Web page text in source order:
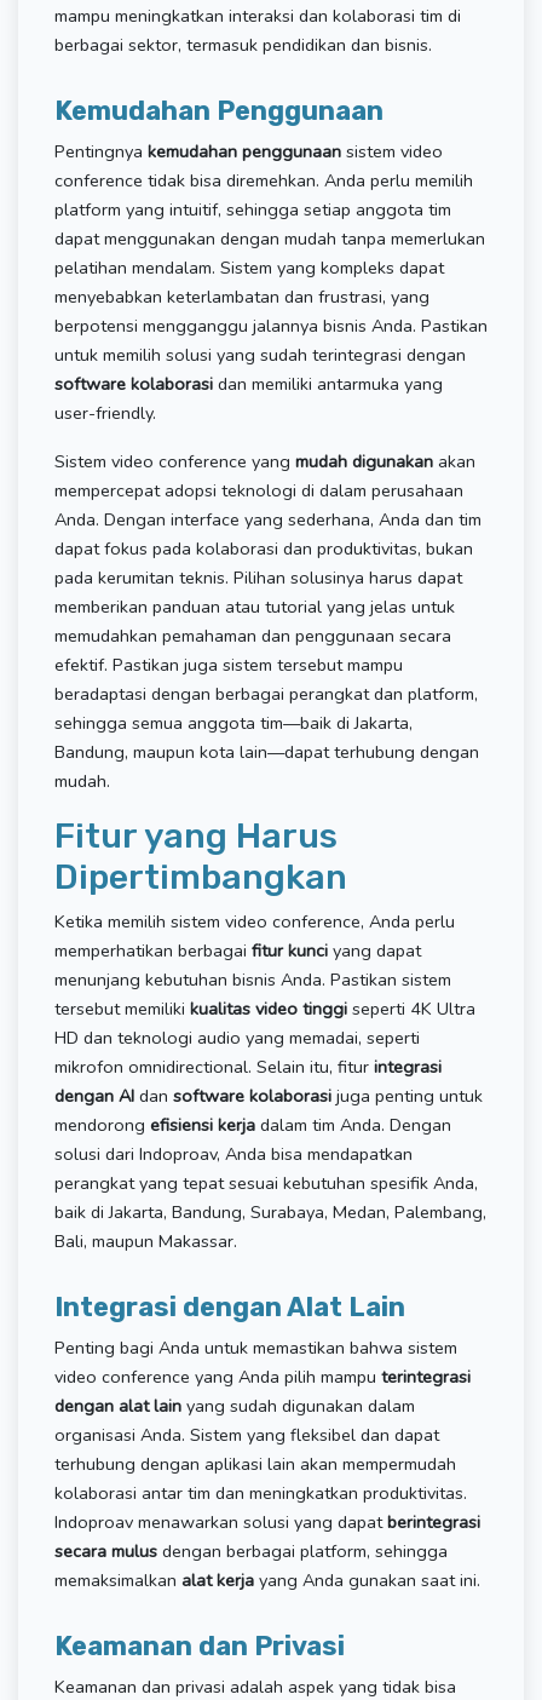
mampu meningkatkan interaksi dan kolaborasi tim di
berbagai sektor, termasuk pendidikan dan bisnis.
Kemudahan Penggunaan
Pentingnya kemudahan penggunaan sistem video
conference tidak bisa diremehkan. Anda perlu memilih
platform yang intuitif, sehingga setiap anggota tim
dapat menggunakan dengan mudah tanpa memerlukan
pelatihan mendalam. Sistem yang kompleks dapat
menyebabkan keterlambatan dan frustrasi, yang
berpotensi mengganggu jalannya bisnis Anda. Pastikan
untuk memilih solusi yang sudah terintegrasi dengan
software kolaborasi dan memiliki antarmuka yang
user-friendly.
Sistem video conference yang mudah digunakan akan
mempercepat adopsi teknologi di dalam perusahaan
Anda. Dengan interface yang sederhana, Anda dan tim
dapat fokus pada kolaborasi dan produktivitas, bukan
pada kerumitan teknis. Pilihan solusinya harus dapat
memberikan panduan atau tutorial yang jelas untuk
memudahkan pemahaman dan penggunaan secara
efektif. Pastikan juga sistem tersebut mampu
beradaptasi dengan berbagai perangkat dan platform,
sehingga semua anggota tim—baik di Jakarta,
Bandung, maupun kota lain—dapat terhubung dengan
mudah.
Fitur yang Harus
Dipertimbangkan
Ketika memilih sistem video conference, Anda perlu
memperhatikan berbagai fitur kunci yang dapat
menunjang kebutuhan bisnis Anda. Pastikan sistem
tersebut memiliki kualitas video tinggi seperti 4K Ultra
HD dan teknologi audio yang memadai, seperti
mikrofon omnidirectional. Selain itu, fitur integrasi
dengan AI dan software kolaborasi juga penting untuk
mendorong efisiensi kerja dalam tim Anda. Dengan
solusi dari Indoproav, Anda bisa mendapatkan
perangkat yang tepat sesuai kebutuhan spesifik Anda,
baik di Jakarta, Bandung, Surabaya, Medan, Palembang,
Bali, maupun Makassar.
Integrasi dengan Alat Lain
Penting bagi Anda untuk memastikan bahwa sistem
video conference yang Anda pilih mampu terintegrasi
dengan alat lain yang sudah digunakan dalam
organisasi Anda. Sistem yang fleksibel dan dapat
terhubung dengan aplikasi lain akan mempermudah
kolaborasi antar tim dan meningkatkan produktivitas.
Indoproav menawarkan solusi yang dapatberintegrasi
secara mulus dengan berbagai platform, sehingga
memaksimalkan alat kerja yang Anda gunakan saat ini.
Keamanan dan Privasi
Keamanan dan privasi adalah aspek yang tidak bisa